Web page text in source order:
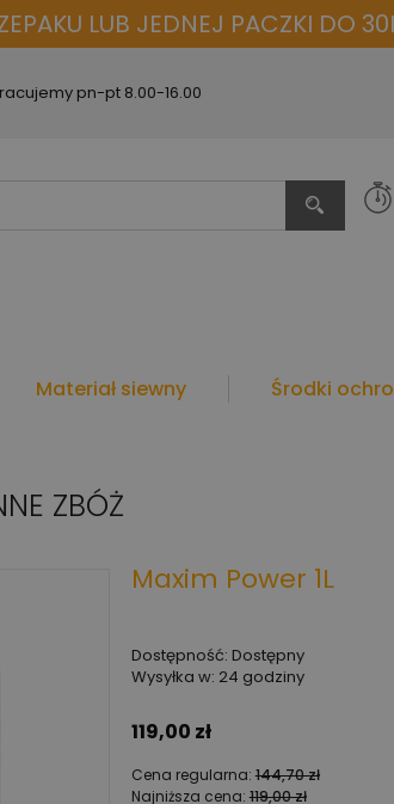
LUB JEDNEJ PACZKI DO
pn-pt 8.00-16.00
Materiał siewny Środki
ZBÓŻ
Maxim Power 1L
Dostępność: Dostępny
Wysyłka w: 24 godziny
119,00 zł
Cena regularna:144,70 zł
Najniższa cena:119,00 zł